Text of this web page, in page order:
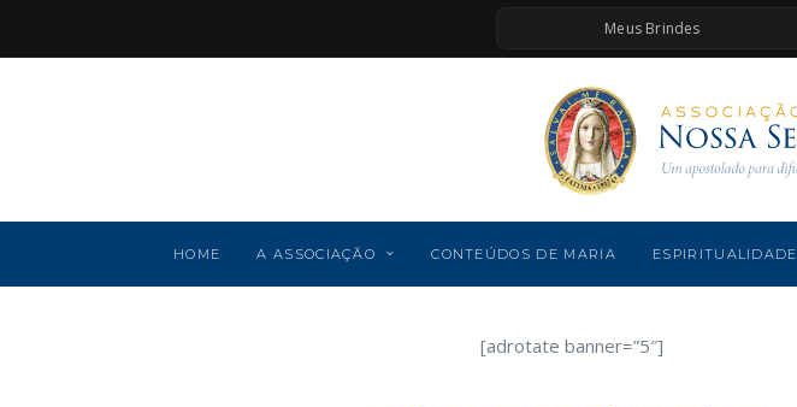
Meus Brindes
HOME A ASSOCIAÇÃO CONTEÚDOS DE MARIA ESPIRITUALIDADE
[adrotate banner=”5″]